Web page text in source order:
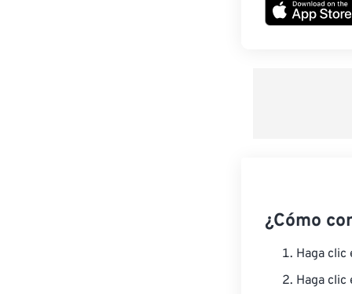
¿Cómo
Haga
Haga